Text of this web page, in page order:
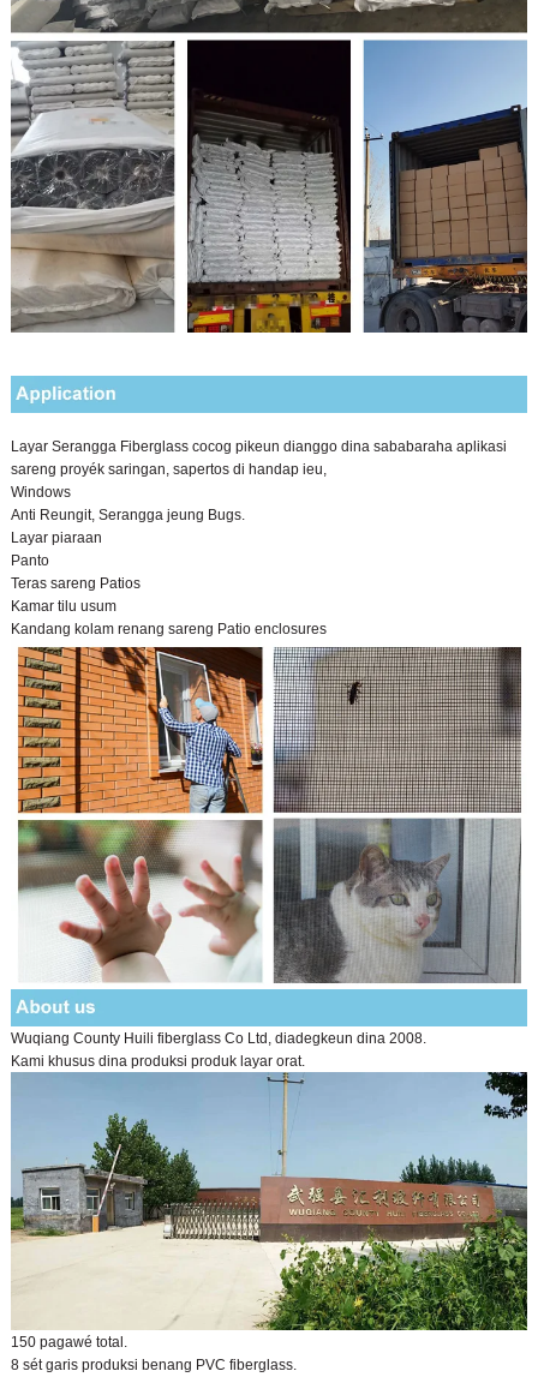
Layar Serangga Fiberglass cocog pikeun dianggo dina sababaraha aplikasi
sareng proyék saringan, sapertos di handap ieu,
Windows
Anti Reungit, Serangga jeung Bugs.
Layar piaraan
Panto
Teras sareng Patios
Kamar tilu usum
Kandang kolam renang sareng Patio enclosures
Wuqiang County Huili fiberglass Co Ltd, diadegkeun dina 2008.
Kami khusus dina produksi produk layar orat.
150 pagawé total.
8 sét garis produksi benang PVC fiberglass.